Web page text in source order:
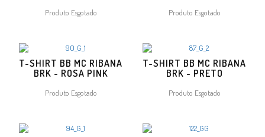
Produto Esgotado Produto Esgotado
T-SHIRT BB MC RIBANA
BRK - ROSA PINK
Produto Esgotado
T-SHIRT BB MC RIBANA
BRK - PRETO
Produto Esgotado